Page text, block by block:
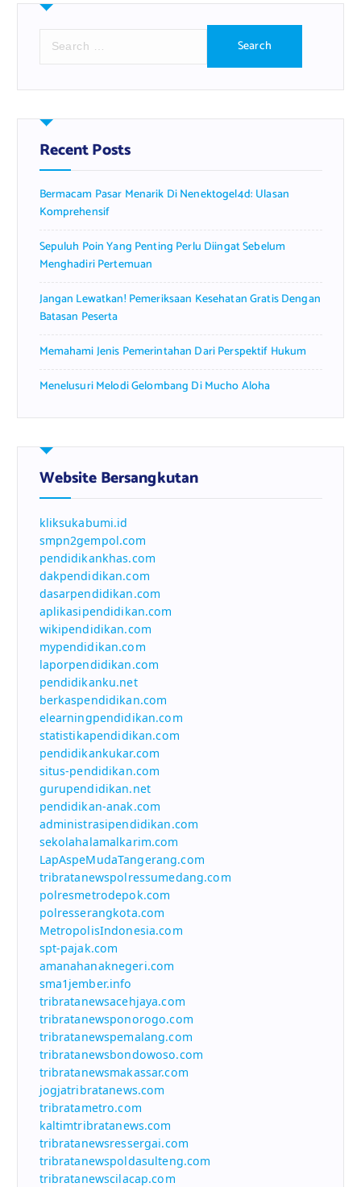
r
h
f
o
:
Recent Posts
Bermacam Pasar Menarik Di Nenektogel4d: Ulasan
Komprehensif
Sepuluh Poin Yang Penting Perlu Diingat Sebelum
Menghadiri Pertemuan
Jangan Lewatkan! Pemeriksaan Kesehatan Gratis Dengan
Batasan Peserta
Memahami Jenis Pemerintahan Dari Perspektif Hukum
Menelusuri Melodi Gelombang Di Mucho Aloha
Website Bersangkutan
kliksukabumi.id
smpn2gempol.com
pendidikankhas.com
dakpendidikan.com
dasarpendidikan.com
aplikasipendidikan.com
wikipendidikan.com
mypendidikan.com
laporpendidikan.com
pendidikanku.net
berkaspendidikan.com
elearningpendidikan.com
statistikapendidikan.com
pendidikankukar.com
situs-pendidikan.com
gurupendidikan.net
pendidikan-anak.com
administrasipendidikan.com
sekolahalamalkarim.com
LapAspeMudaTangerang.com
tribratanewspolressumedang.com
polresmetrodepok.com
polresserangkota.com
MetropolisIndonesia.com
spt-pajak.com
amanahanaknegeri.com
sma1jember.info
tribratanewsacehjaya.com
tribratanewsponorogo.com
tribratanewspemalang.com
tribratanewsbondowoso.com
tribratanewsmakassar.com
jogjatribratanews.com
tribratametro.com
kaltimtribratanews.com
tribratanewsressergai.com
tribratanewspoldasulteng.com
tribratanewscilacap.com